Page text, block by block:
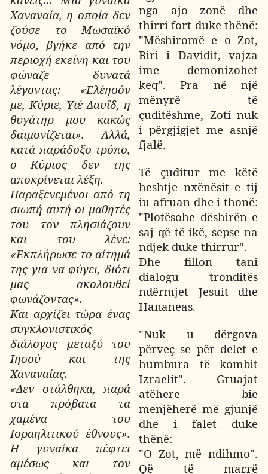
Χαναναία, η οποία δεν
ζούσε το Μωσαϊκό
νόμο, βγήκε από την
περιοχή εκείνη και του
φώναζε δυνατά
λέγοντας: «Ελέησόν
με, Κύριε, Υιέ Δαυϊδ, η
θυγάτηρ μου κακώς
δαιμονίζεται». Αλλά,
κατά παράδοξο τρόπο,
ο Κύριος δεν της
αποκρίνεται λέξη.
Παραξενεμένοι από τη
σιωπή αυτή οι μαθητές
του τον πλησιάζουν
και του λένε:
«Εκπλήρωσε το αίτημά
της για να φύγει, διότι
μας ακολουθεί
φωνάζοντας».
Και αρχίζει τώρα ένας
συγκλονιστικός
διάλογος μεταξύ του
Ιησού και της
Χαναναίας.
«Δεν στάλθηκα, παρά
στα πρόβατα τα
χαμένα του
Ισραηλιτικού έθνους».
Η γυναίκα πέφτει
αμέσως και τον
nga ajo zonë dhe
thirri fort duke thënë:
"Mëshiromë e o Zot,
Biri i Davidit, vajza
ime demonizohet
keq". Pra në një
mënyrë të
çuditëshme, Zoti nuk
i përgjigjet me asnjë
fjalë.
Të çuditur me këtë
heshtje nxënësit e tij
iu afruan dhe i thonë:
"Plotësohe dëshirën e
saj që të ikë, sepse na
ndjek duke thirrur".
Dhe fillon tani
dialogu tronditës
ndërmjet Jesuit dhe
Hananeas.
"Nuk u dërgova
përveç se për delet e
humbura të kombit
Izraelit". Gruajat
atëhere bie
menjëherë më gjunjë
dhe i falet duke
thënë:
"O Zot, më ndihmo".
Që të marrë